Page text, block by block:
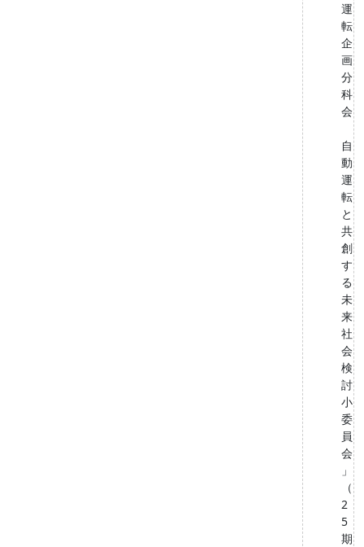
運
転
企
画
分
科
会
自
動
運
転
と
共
創
す
る
未
来
社
会
検
討
小
委
員
会
」
（
2
5
期